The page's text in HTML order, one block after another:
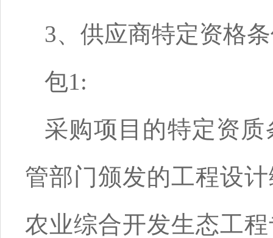
3、供应商特定资格
包1:
采购项目的特定资
管部门颁发的工程设
农业综合开发生态工